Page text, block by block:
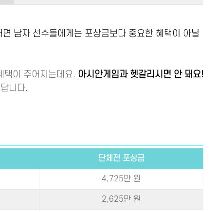
면 남자 선수들에게는 포상금보다 중요한 혜택이 아닐
택이 주어지는데요. 아시안게임과 헷갈리시면 안 돼요!
니다.
단체전 포상금
4,725만 원
2,625만 원